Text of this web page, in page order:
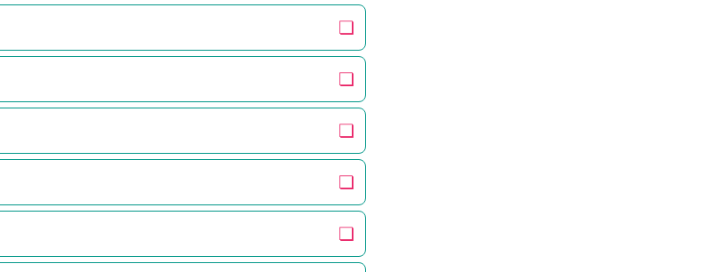
❏
❏
❏
❏
❏